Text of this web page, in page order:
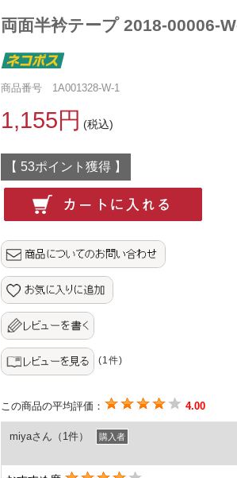
両面半衿テープ 2018-00006-
商品番号 1A001328-W-1
1,155円 (税込)
【 53ポイント獲得 】
(1件)
この商品の平均評価： 4.00
miyaさん（1件） 購入者